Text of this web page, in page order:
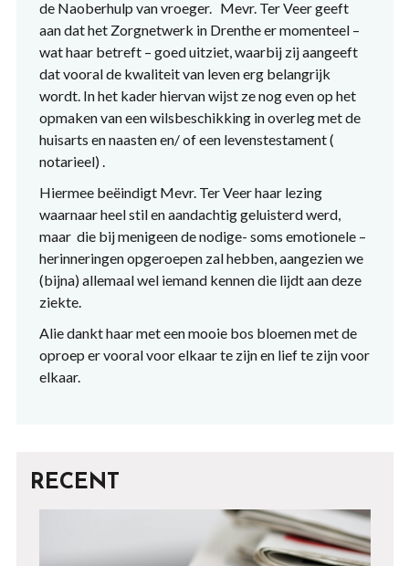
de Naoberhulp van vroeger. Mevr. Ter Veer geeft
aan dat het Zorgnetwerk in Drenthe er momenteel –
wat haar betreft – goed uitziet, waarbij zij aangeeft
dat vooral de kwaliteit van leven erg belangrijk
wordt. In het kader hiervan wijst ze nog even op het
opmaken van een wilsbeschikking in overleg met de
huisarts en naasten en/ of een levenstestament (
notarieel) .
Hiermee beëindigt Mevr. Ter Veer haar lezing
waarnaar heel stil en aandachtig geluisterd werd,
maar die bij menigeen de nodige- soms emotionele –
herinneringen opgeroepen zal hebben, aangezien we
(bijna) allemaal wel iemand kennen die lijdt aan deze
ziekte.
Alie dankt haar met een mooie bos bloemen met de
oproep er vooral voor elkaar te zijn en lief te zijn voor
elkaar.
RECENT